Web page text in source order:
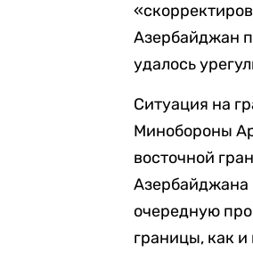
Азербайджан
удалось
Ситуация на
Минобороны
восточной
Азербайджана
очередную
границы, как